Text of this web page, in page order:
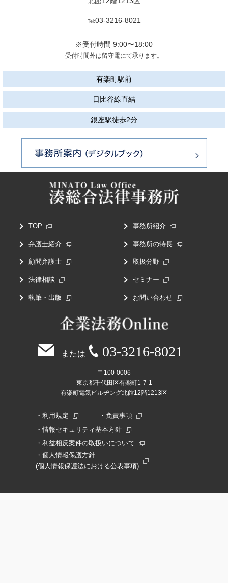
Tel:03-3216-8021
※受付時間 9:00〜18:00
受付時間外は留守電にて承ります。
有楽町駅前
日比谷線直結
銀座駅徒歩2分
TOP 事務所紹介
弁護士紹介 事務所の特長
顧問弁護士 取扱分野
法律相談 セミナー
執筆・出版 お問い合わせ
または 03-3216-8021
〒100-0006
東京都千代田区有楽町1-7-1
有楽町電気ビルヂング北館12階1213区
利用規定
免責事項
情報セキュリティ基本方針
利益相反案件の取扱いについて
個人情報保護方針
(個人情報保護法における公表事項)